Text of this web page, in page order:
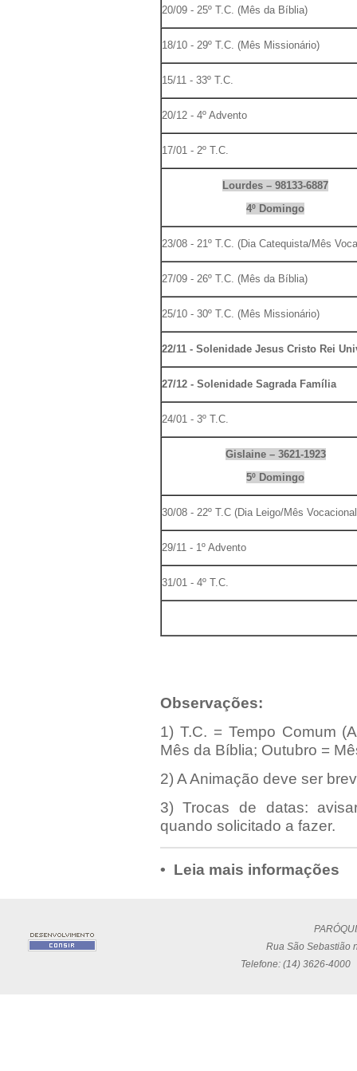
20/09 - 25º T.C. (Mês da Bíblia)
18/10 - 29º T.C. (Mês Missionário)
15/11 - 33º T.C.
20/12 - 4º Advento
17/01 - 2º T.C.
Lourdes – 98133-6887
4º Domingo
23/08 - 21º T.C. (Dia Catequista/Mês
27/09 - 26º T.C. (Mês da Bíblia)
25/10 - 30º T.C. (Mês Missionário)
22/11 - Solenidade Jesus Cristo Rei
27/12 - Solenidade Sagrada Família
24/01 - 3º T.C.
Gislaine – 3621-1923
5º Domingo
30/08 - 22º T.C (Dia Leigo/Mês
29/11 - 1º Advento
31/01 - 4º T.C.
Observações:
1) T.C. = Tempo Comum
Mês da Bíblia; Outubro =
2) A Animação deve ser
3) Trocas de datas:
quando solicitado a fazer.
• Leia mais informações
Rua São Sebastião
Telefone: (14) 3626-